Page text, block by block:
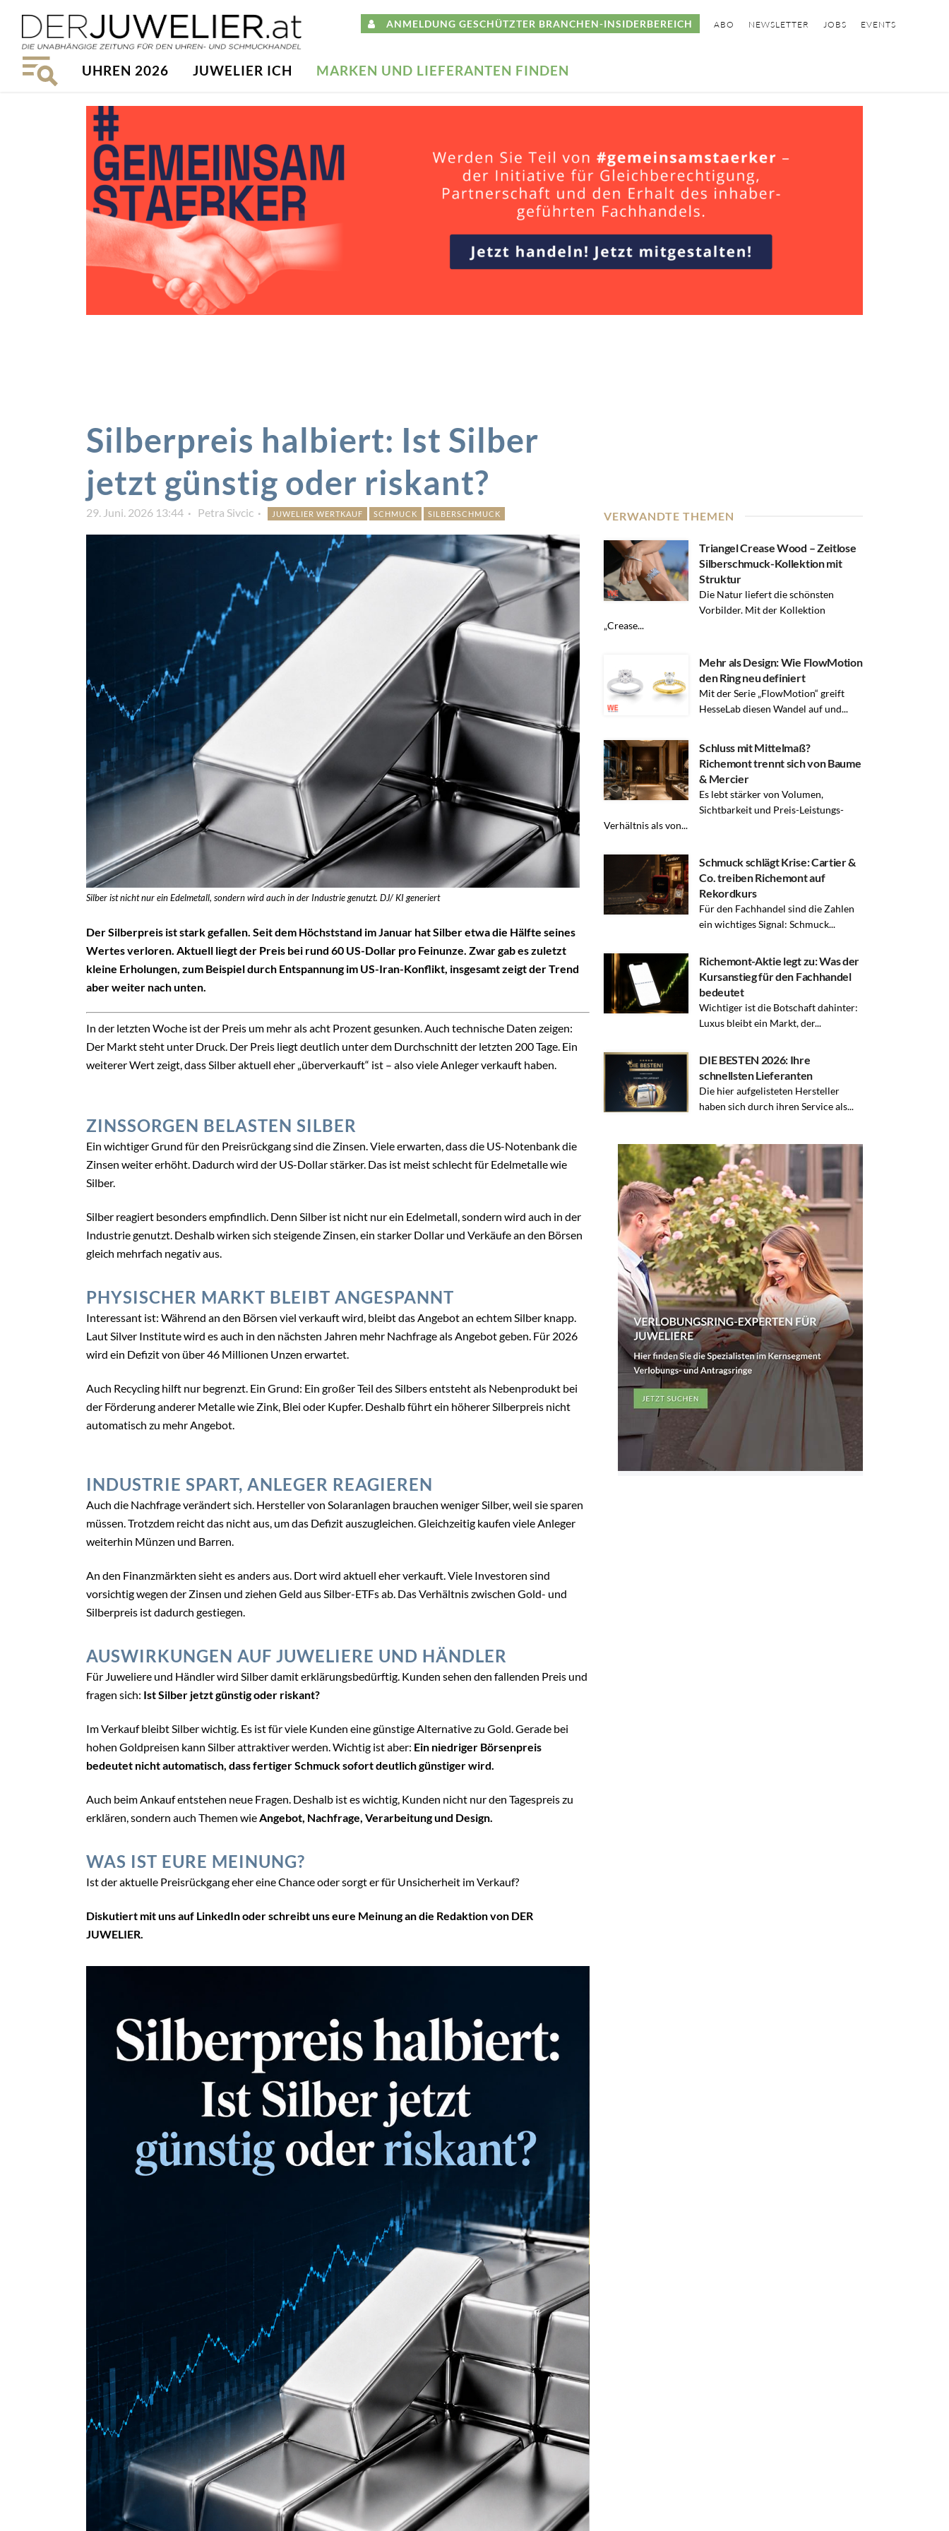
ANMELDUNG GESCHÜTZTER BRANCHEN-INSIDERBEREICH ABO NEWSLETTER JOBS EVENTS
UHREN 2026 JUWELIER ICH MARKEN UND LIEFERANTEN FINDEN
Silberpreis halbiert: Ist Silber
jetzt günstig oder riskant?
29. Juni. 2026 13:44 Petra Sivcic JUWELIER WERTKAUF SCHMUCK SILBERSCHMUCK
Silber ist nicht nur ein Edelmetall, sondern wird auch in der Industrie genutzt. DJ/ KI generiert
Der Silberpreis ist stark gefallen. Seit dem Höchststand im Januar hat Silber etwa die Hälfte seines
Wertes verloren. Aktuell liegt der Preis bei rund 60 US-Dollar pro Feinunze. Zwar gab es zuletzt
kleine Erholungen, zum Beispiel durch Entspannung im US-Iran-Konflikt, insgesamt zeigt der Trend
aber weiter nach unten.
In der letzten Woche ist der Preis um mehr als acht Prozent gesunken. Auch technische Daten zeigen:
Der Markt steht unter Druck. Der Preis liegt deutlich unter dem Durchschnitt der letzten 200 Tage. Ein
weiterer Wert zeigt, dass Silber aktuell eher „überverkauft“ ist – also viele Anleger verkauft haben.
ZINSSORGEN BELASTEN SILBER
Ein wichtiger Grund für den Preisrückgang sind die Zinsen. Viele erwarten, dass die US-Notenbank die
Zinsen weiter erhöht. Dadurch wird der US-Dollar stärker. Das ist meist schlecht für Edelmetalle wie
Silber.
Silber reagiert besonders empfindlich. Denn Silber ist nicht nur ein Edelmetall, sondern wird auch in der
Industrie genutzt. Deshalb wirken sich steigende Zinsen, ein starker Dollar und Verkäufe an den Börsen
gleich mehrfach negativ aus.
PHYSISCHER MARKT BLEIBT ANGESPANNT
Interessant ist: Während an den Börsen viel verkauft wird, bleibt das Angebot an echtem Silber knapp.
Laut Silver Institute wird es auch in den nächsten Jahren mehr Nachfrage als Angebot geben. Für 2026
wird ein Defizit von über 46 Millionen Unzen erwartet.
Auch Recycling hilft nur begrenzt. Ein Grund: Ein großer Teil des Silbers entsteht als Nebenprodukt bei
der Förderung anderer Metalle wie Zink, Blei oder Kupfer. Deshalb führt ein höherer Silberpreis nicht
automatisch zu mehr Angebot.
INDUSTRIE SPART, ANLEGER REAGIEREN
Auch die Nachfrage verändert sich. Hersteller von Solaranlagen brauchen weniger Silber, weil sie sparen
müssen. Trotzdem reicht das nicht aus, um das Defizit auszugleichen. Gleichzeitig kaufen viele Anleger
weiterhin Münzen und Barren.
An den Finanzmärkten sieht es anders aus. Dort wird aktuell eher verkauft. Viele Investoren sind
vorsichtig wegen der Zinsen und ziehen Geld aus Silber-ETFs ab. Das Verhältnis zwischen Gold- und
Silberpreis ist dadurch gestiegen.
AUSWIRKUNGEN AUF JUWELIERE UND HÄNDLER
Für Juweliere und Händler wird Silber damit erklärungsbedürftig. Kunden sehen den fallenden Preis und
fragen sich: Ist Silber jetzt günstig oder riskant?
Im Verkauf bleibt Silber wichtig. Es ist für viele Kunden eine günstige Alternative zu Gold. Gerade bei
hohen Goldpreisen kann Silber attraktiver werden. Wichtig ist aber: Ein niedriger Börsenpreis
bedeutet nicht automatisch, dass fertiger Schmuck sofort deutlich günstiger wird.
Auch beim Ankauf entstehen neue Fragen. Deshalb ist es wichtig, Kunden nicht nur den Tagespreis zu
erklären, sondern auch Themen wieAngebot, Nachfrage, Verarbeitung und Design.
WAS IST EURE MEINUNG?
Ist der aktuelle Preisrückgang eher eine Chance oder sorgt er für Unsicherheit im Verkauf?
Diskutiert mit uns auf LinkedIn oder schreibt uns eure Meinung an die Redaktion von DER
JUWELIER.
VERWANDTE THEMEN
Triangel Crease Wood – Zeitlose
Silberschmuck-Kollektion mit
Struktur
Die Natur liefert die schönsten
Vorbilder. Mit der Kollektion
„Crease...
Mehr als Design: Wie FlowMotion
den Ring neu definiert
Mit der Serie „FlowMotion“ greift
HesseLab diesen Wandel auf und...
Schluss mit Mittelmaß?
Richemont trennt sich von Baume
& Mercier
Es lebt stärker von Volumen,
Sichtbarkeit und Preis-Leistungs-
Verhältnis als von...
Schmuck schlägt Krise: Cartier &
Co. treiben Richemont auf
Rekordkurs
Für den Fachhandel sind die Zahlen
ein wichtiges Signal: Schmuck...
Richemont-Aktie legt zu: Was der
Kursanstieg für den Fachhandel
bedeutet
Wichtiger ist die Botschaft dahinter:
Luxus bleibt ein Markt, der...
DIE BESTEN 2026: Ihre
schnellsten Lieferanten
Die hier aufgelisteten Hersteller
haben sich durch ihren Service als...